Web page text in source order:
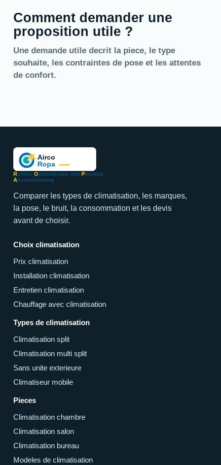
Comment demander une
proposition utile ?
Une demande utile decrit la piece, le type
souhaite, les contraintes de pose et les attentes
de confort.
Ruimte-Optimalisatie met Precieze
Airconditioning
Comparer les types de climatisation, les marques,
la pose, le bruit, la consommation et les devis
avant de choisir.
Choix climatisation
Prix climatisation
Installation climatisation
Entretien climatisation
Chauffage avec climatisation
Types de climatisation
Climatisation split
Climatisation multi split
Sans unite exterieure
Climatiseur mobile
Pieces
Climatisation chambre
Climatisation salon
Climatisation bureau
Modeles de climatisation